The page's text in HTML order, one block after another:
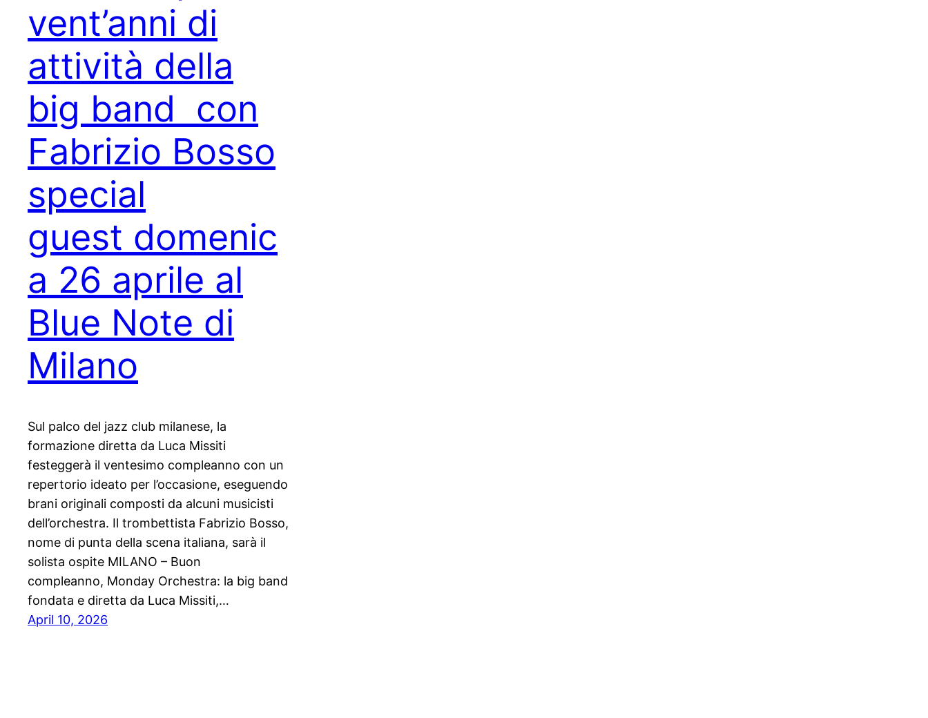
vent’anni di
attività della
big band con
Fabrizio Bosso
special
guest domenic
a 26 aprile al
Blue Note di
Milano
Sul palco del jazz club milanese, la
formazione diretta da Luca Missiti
festeggerà il ventesimo compleanno con un
repertorio ideato per l’occasione, eseguendo
brani originali composti da alcuni musicisti
dell’orchestra. Il trombettista Fabrizio Bosso,
nome di punta della scena italiana, sarà il
solista ospite MILANO – Buon
compleanno, Monday Orchestra: la big band
fondata e diretta da Luca Missiti,…
April 10, 2026